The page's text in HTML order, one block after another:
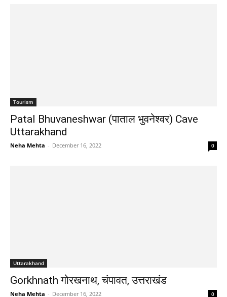
Tourism
Patal Bhuvaneshwar (पाताल भुवनेश्वर) Cave
Uttarakhand
Neha Mehta - December 16, 2022 0
Uttarakhand
Gorkhnath गोरखनाथ, चंपावत, उत्तराखंड
Neha Mehta - December 16, 2022 0